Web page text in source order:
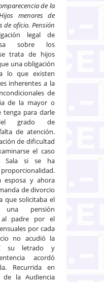
de la
menores de
de oficio. Pensión
legal de
sobre los
trata de hijos
una obligación
lo que existen
inherentes a la
de
de la mayor o
para darle
grado de
de atención.
de dificultad
el caso
Sala si se ha
esposa y ahora
de divorcio
que solicitaba el
una pensión
al padre por el
por cada
no acudió la
su letrado y
acordó
Recurrida en
de la Audiencia